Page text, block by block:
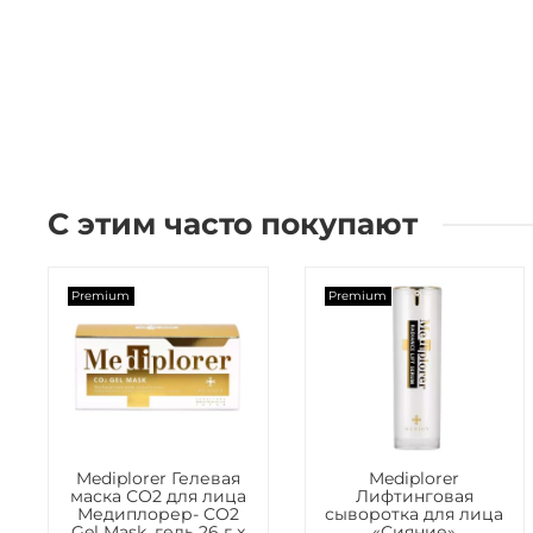
С этим часто покупают
Premium
Mediplorer Гелевая
маска СО2 для лица
Медиплорер- CO2
Premium
Mediplorer
Лифтинговая
сыворотка для лица